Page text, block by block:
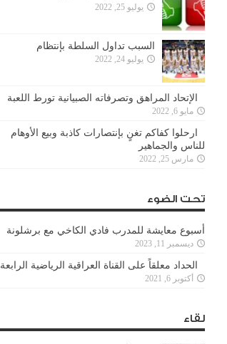
يوليو 25, 2022
السبب تداول السلطة بإنتظام
يوليو 24, 2022
الإتحاد المراهق وتصرفاته الصبيانية تورط اللعبة
مايو 6, 2022
ارحلوا كفاكم تغنٍ بإنتصارات كاذبة وبيع الأوهام
للناس والجماهير
مارس 25, 2022
تحت الضوء
أسبوع معايشة للمدرب فادي الكاخي مع برشلونة
ديسمبر 11, 2023
الحداد معلقاً على القناة العراقية الرياضية الرابعة
أكتوبر 6, 2021
لقاء